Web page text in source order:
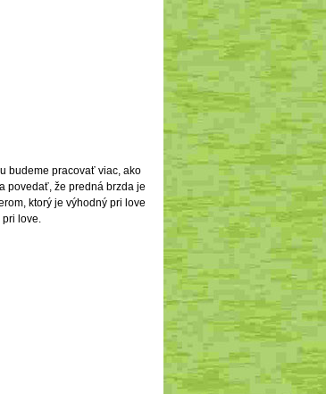
budeme pracovať viac, ako
povedať, že predná brzda je
ktorý je výhodný pri love
pri love.